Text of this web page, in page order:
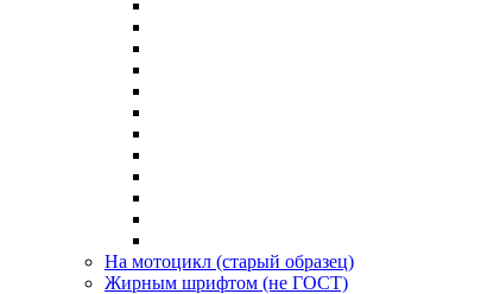
На мотоцикл (старый образец)
Жирным шрифтом (не ГОСТ)